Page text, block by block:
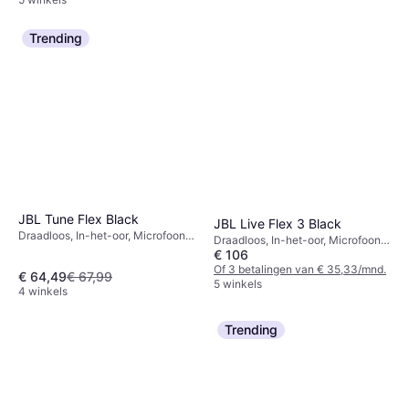
Trending
JBL Tune Flex Black
Draadloos, In-het-oor, Microfoon,
€ 64,49€ 67,99
4 winkels
JBL Live Flex 3 Black
Draadloos, In-het-oor, Microfoon,
Bluetooth
€ 106
Of 3 betalingen van € 35,33/mnd.
5 winkels
Trending